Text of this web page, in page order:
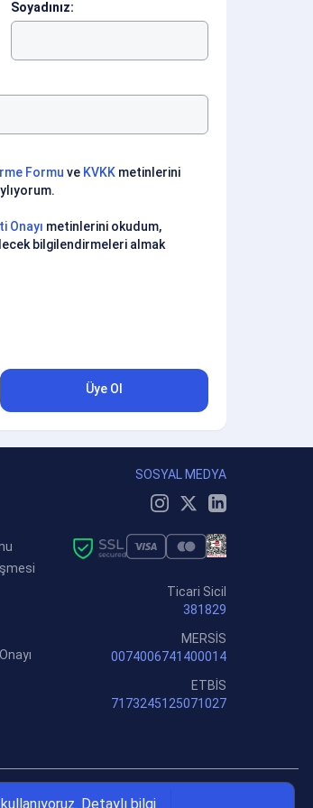
Soyadınız:
Formu ve KVKK metinlerini
Onayı metinlerini okudum,
bilgilendirmeleri almak
Üye Ol
SOSYAL MEDYA
Ticari Sicil
381829
MERSİS
0074006741400014
ETBİS
7173245125071027
Detaylı bilgi